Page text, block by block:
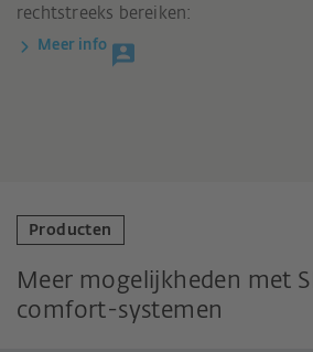
rechtstreeks bereiken:
Meer info
Producten
Meer mogelijkheden met
comfort-systemen